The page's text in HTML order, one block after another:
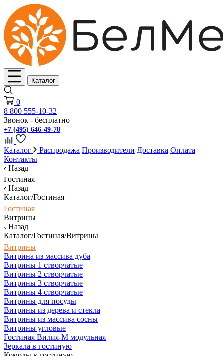
Каталог
0
8 800 555-10-32
Звонок - бесплатно
+7 (495) 646-49-78
Каталог Распродажа Производители Доставка Оплата
Контакты
Назад
Гостиная
Назад
Каталог/Гостиная
Гостиная
Витрины
Назад
Каталог/Гостиная/Витрины
Витрины
Витрина из массива дуба
Витрины 1 створчатые
Витрины 2 створчатые
Витрины 3 створчатые
Витрины 4 створчатые
Витрины для посуды
Витрины из дерева и стекла
Витрины из массива сосны
Витрины угловые
Гостиная Вилия-М модульная
Зеркала в гостиную